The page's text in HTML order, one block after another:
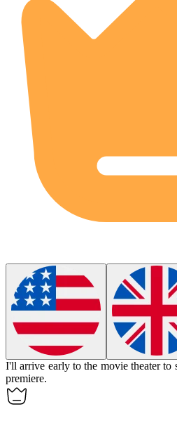
I'll arrive early to the movie theater to
premiere.